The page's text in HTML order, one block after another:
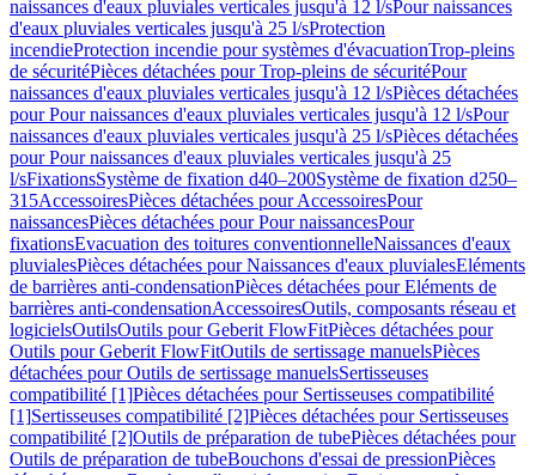
naissances d'eaux pluviales verticales jusqu'à 12 l/sPour naissances
d'eaux pluviales verticales jusqu'à 25 l/sProtection
incendieProtection incendie pour systèmes d'évacuationTrop-pleins
de sécuritéPièces détachées pour Trop-pleins de sécuritéPour
naissances d'eaux pluviales verticales jusqu'à 12 l/sPièces détachées
pour Pour naissances d'eaux pluviales verticales jusqu'à 12 l/sPour
naissances d'eaux pluviales verticales jusqu'à 25 l/sPièces détachées
pour Pour naissances d'eaux pluviales verticales jusqu'à 25
l/sFixationsSystème de fixation d40–200Système de fixation d250–
315AccessoiresPièces détachées pour AccessoiresPour
naissancesPièces détachées pour Pour naissancesPour
fixationsEvacuation des toitures conventionnelleNaissances d'eaux
pluvialesPièces détachées pour Naissances d'eaux pluvialesEléments
de barrières anti-condensationPièces détachées pour Eléments de
barrières anti-condensationAccessoiresOutils, composants réseau et
logicielsOutilsOutils pour Geberit FlowFitPièces détachées pour
Outils pour Geberit FlowFitOutils de sertissage manuelsPièces
détachées pour Outils de sertissage manuelsSertisseuses
compatibilité [1]Pièces détachées pour Sertisseuses compatibilité
[1]Sertisseuses compatibilité [2]Pièces détachées pour Sertisseuses
compatibilité [2]Outils de préparation de tubePièces détachées pour
Outils de préparation de tubeBouchons d'essai de pressionPièces